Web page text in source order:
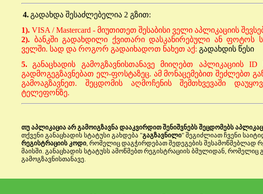
4.გადახდა შესაძლებელია 2 გზით:
1). VISA / Mastercard - მიუთითეთ შესაბისი ველი აპლიკაციის
2). ბანკში გადახდილი ქვითარი დასკანირებული ან ფოტოს
ველში. სად და როგორ გადაიხადოთ ნახეთ აქ: გადახდის წესი
5.
განაცხადის გამოგზავნისთანავე მიიღებთ აპლიკაციის
გადმოგეგზავნებათ ელ-ფოსტაზეც. ამ მონაცემებით შეძლებთ
გამოაგზავნეთ. შეცდომის აღმოჩენის შემთხვევაში
ტელეფონზე.
თუ აპლიკაცია არ გამოიგზავნა დააკვირდით შენიშვნებს შეცდომებს
თქვენი განაცხადის სტატუსი გახდება "გაგზავნილი" შეგიძლიათ ჩვენი
რეგისტრაციის კოდი, რომელიც დაგჭირდებათ შედეგების შესამოწმებლად
მაისში. განაცხადის სტატუსს ამოწმებთ რეგისტრაციის ბმულიდან, რომელიც
გამოგზავნისთანავე.